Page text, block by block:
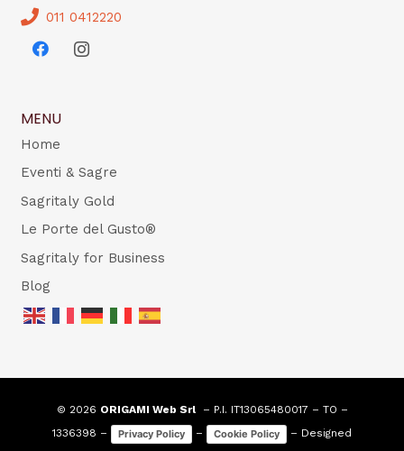
011 0412220
MENU
Home
Eventi & Sagre
Sagritaly Gold
Le Porte del Gusto®
Sagritaly for Business
Blog
© 2026 ORIGAMI Web Srl– P.I. IT13065480017 – TO –
1336398 –
Privacy Policy – Cookie Policy
– Designed